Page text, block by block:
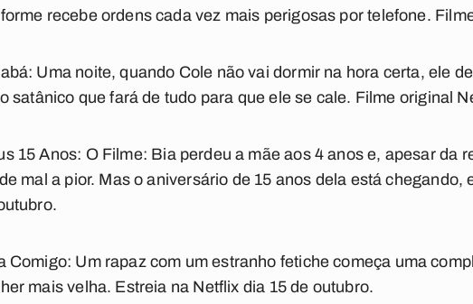
recebe ordens cada vez mais perigosas por telefone.
Uma noite, quando Cole não vai dormir na hora certa, ele
satânico que fará de tudo para que ele se cale. Filme original
15 Anos: O Filme: Bia perdeu a mãe aos 4 anos e, apesar da
mal a pior. Mas o aniversário de 15 anos dela está chegando,
Comigo: Um rapaz com um estranho fetiche começa uma
mais velha. Estreia na Netflix dia 15 de outubro.